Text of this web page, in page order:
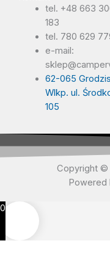
tel. +48 663
183
tel. 780 629
e-mail:
62-065
Wlkp. ul.
105
Copyright ©
Powered
0